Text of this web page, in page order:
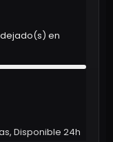
en
, Disponible 24h